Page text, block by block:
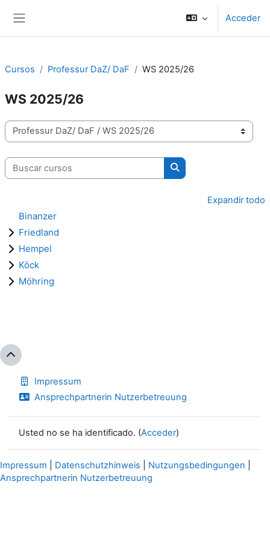
Acceder
Cursos Professur DaZ/ DaF WS 2025/26
WS 2025/26
Categorías
Buscar cursos
Buscar cursos
Expandir todo
Binanzer
Friedland
Hempel
Köck
Möhring
Impressum
Ansprechpartnerin Nutzerbetreuung
Usted no se ha identificado. (Acceder)
Impressum Datenschutzhinweis Nutzungsbedingungen
Ansprechpartnerin Nutzerbetreuung